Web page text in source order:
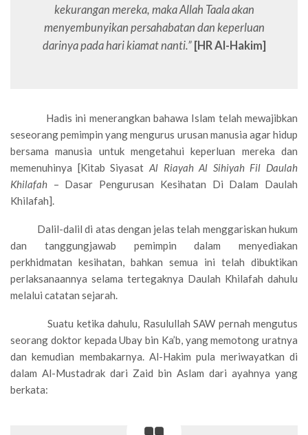
kekurangan mereka, maka Allah Taala akan
menyembunyikan persahabatan dan keperluan
darinya pada hari kiamat nanti.” [HR Al-Hakim]
Hadis ini menerangkan bahawa Islam telah mewajibkan
seseorang pemimpin yang mengurus urusan manusia agar hidup
bersama manusia untuk mengetahui keperluan mereka dan
memenuhinya [Kitab Siyasat Al Riayah Al Sihiyah Fil Daulah
Khilafah – Dasar Pengurusan Kesihatan Di Dalam Daulah
Khilafah].
Dalil-dalil di atas dengan jelas telah menggariskan hukum
dan tanggungjawab pemimpin dalam menyediakan
perkhidmatan kesihatan, bahkan semua ini telah dibuktikan
perlaksanaannya selama tertegaknya Daulah Khilafah dahulu
melalui catatan sejarah.
Suatu ketika dahulu, Rasulullah SAW pernah mengutus
seorang doktor kepada Ubay bin Ka’b, yang memotong uratnya
dan kemudian membakarnya. Al-Hakim pula meriwayatkan di
dalam Al-Mustadrak dari Zaid bin Aslam dari ayahnya yang
berkata: